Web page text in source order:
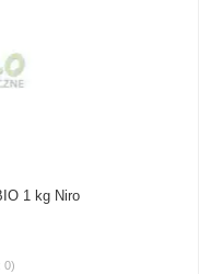
1 kg Niro
0)